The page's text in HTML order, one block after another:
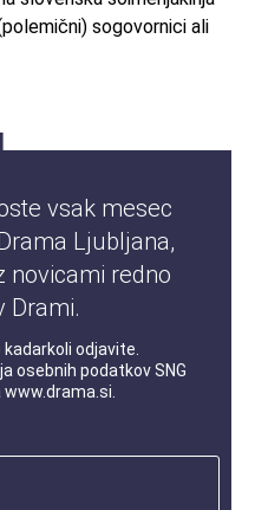
sogovornici ali
vsak mesec
Ljubljana,
novicami redno
Drami.
odjavite.
osebnih podatkovSNG
www.drama.si